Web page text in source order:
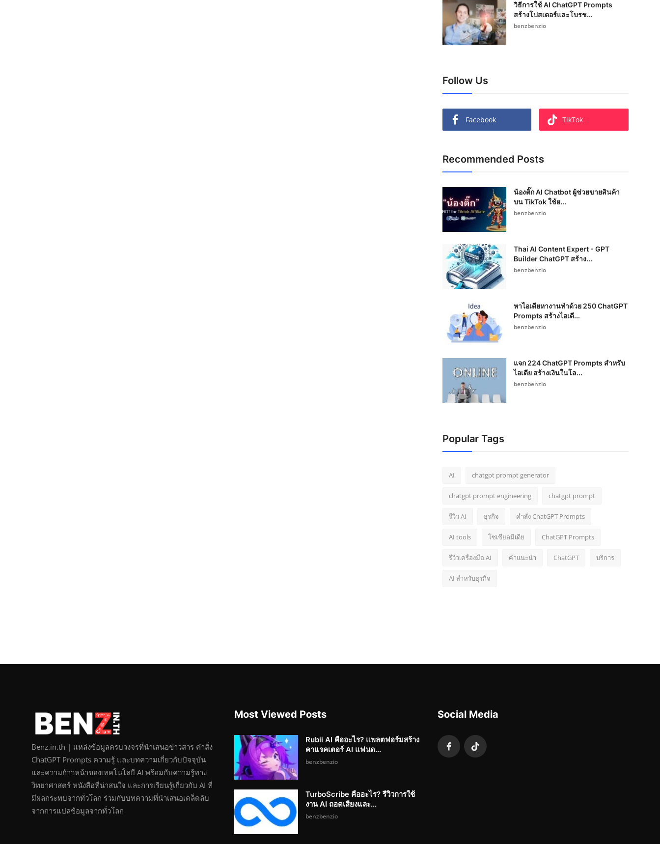
วิธีการใช้ AI ChatGPT Prompts
สร้างโปสเตอร์และโบรช...
benzbenzio
Follow Us
Facebook TikTok
Recommended Posts
น้องติ๊ก AI Chatbot ผู้ช่วยขายสินค้า
บน TikTok ใช้ย...
benzbenzio
Thai AI Content Expert - GPT
Builder ChatGPT สร้าง...
benzbenzio
หาไอเดียหางานทำด้วย 250 ChatGPT
Prompts สร้างไอเดี...
benzbenzio
แจก 224 ChatGPT Prompts สำหรับ
ไอเดีย สร้างเงินในโล...
benzbenzio
Popular Tags
AI chatgpt prompt generator
chatgpt prompt engineering chatgpt prompt
รีวิว AI ธุรกิจ คำสั่ง ChatGPT Prompts
AI tools โซเชียลมีเดีย ChatGPT Prompts
รีวิวเครื่องมือ AI คำแนะนำ ChatGPT บริการ
AI สำหรับธุรกิจ
Benz.in.th | แหล่งข้อมูลครบวงจรที่นำเสนอข่าวสาร คำสั่ง
ChatGPT Prompts ความรู้ และบทความเกี่ยวกับปัจจุบัน
และความก้าวหน้าของเทคโนโลยี AI พร้อมกับความรู้ทาง
วิทยาศาสตร์ หนังสือที่น่าสนใจ และการเรียนรู้เกี่ยวกับ AI ที่
มีผลกระทบจากทั่วโลก ร่วมกับบทความที่นำเสนอเคล็ดลับ
จากการแปลข้อมูลจากทั่วโลก
Most Viewed Posts
Rubii AI คืออะไร? แพลตฟอร์มสร้าง
คาแรคเตอร์ AI แฟนด...
benzbenzio
TurboScribe คืออะไร? รีวิวการใช้
งาน AI ถอดเสียงและ...
benzbenzio
Social Media